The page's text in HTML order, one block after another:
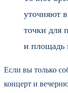
уточняют
точки для
и площадь
Если вы только
концерт и